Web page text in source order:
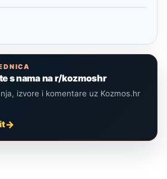
s nama na r/kozmoshr
izvore i komentare uz Kozmos.hr